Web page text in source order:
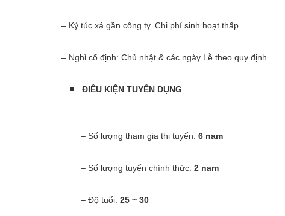
– Ký túc xá gần công ty. Chi phí sinh hoạt thấp.
– Nghỉ cố định: Chủ nhật & các ngày Lễ theo quy định
ĐIỀU KIỆN TUYỂN DỤNG
– Số lượng tham gia thi tuyển: 6 nam
– Số lượng tuyển chính thức: 2 nam
– Độ tuổi: 25 ~ 30